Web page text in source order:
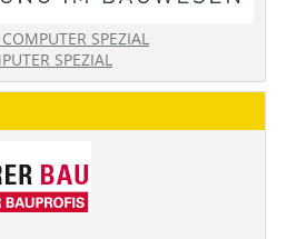
SPEZIAL
SPEZIAL